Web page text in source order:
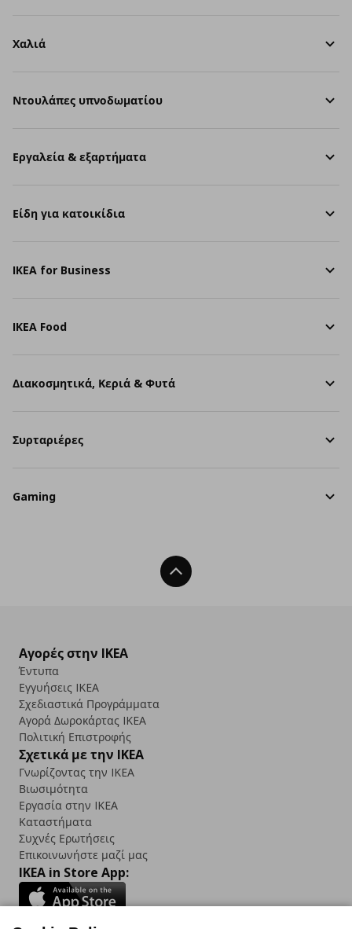
Χαλιά
Ντουλάπες υπνοδωματίου
Εργαλεία & εξαρτήματα
Είδη για κατοικίδια
IKEA for Business
IKEA Food
Διακοσμητικά, Κεριά & Φυτά
Συρταριέρες
Gaming
Back To Top
Αγορές στην IKEA
Έντυπα
Εγγυήσεις IKEA
Σχεδιαστικά Προγράμματα
Αγορά Δωρoκάρτας IKEA
Πολιτική Επιστροφής
Σχετικά με την IKEA
Γνωρίζοντας την IKEA
Βιωσιμότητα
Εργασία στην IKEA
Καταστήματα
Συχνές Ερωτήσεις
Επικοινωνήστε μαζί μας
IKEA in Store App: